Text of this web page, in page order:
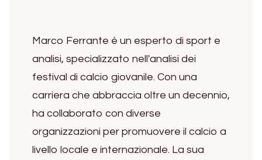
Marco Ferrante è un esperto di sport e
analisi, specializzato nell'analisi dei
festival di calcio giovanile. Con una
carriera che abbraccia oltre un decennio,
ha collaborato con diverse
organizzazioni per promuovere il calcio a
livello locale e internazionale. La sua